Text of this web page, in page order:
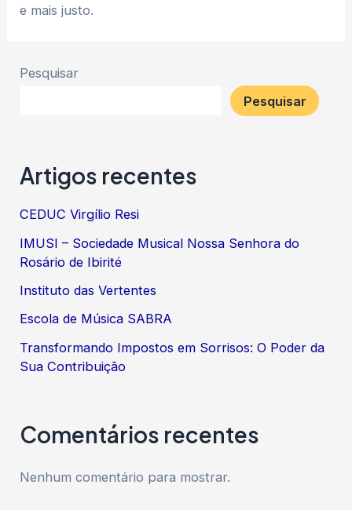
e mais justo.
Pesquisar
Pesquisar
Artigos recentes
CEDUC Virgílio Resi
IMUSI – Sociedade Musical Nossa Senhora do
Rosário de Ibirité
Instituto das Vertentes
Escola de Música SABRA
Transformando Impostos em Sorrisos: O Poder da
Sua Contribuição
Comentários recentes
Nenhum comentário para mostrar.